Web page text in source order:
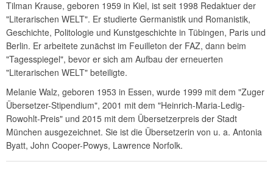
Tilman Krause, geboren 1959 in Kiel, ist seit 1998 Redaktuer der
"Literarischen WELT". Er studierte Germanistik und Romanistik,
Geschichte, Politologie und Kunstgeschichte in Tübingen, Paris und
Berlin. Er arbeitete zunächst im Feuilleton der FAZ, dann beim
"Tagesspiegel", bevor er sich am Aufbau der erneuerten
"Literarischen WELT" beteiligte.
Melanie Walz, geboren 1953 in Essen, wurde 1999 mit dem "Zuger
Übersetzer-Stipendium", 2001 mit dem "Heinrich-Maria-Ledig-
Rowohlt-Preis" und 2015 mit dem Übersetzerpreis der Stadt
München ausgezeichnet. Sie ist die Übersetzerin von u. a. Antonia
Byatt, John Cooper-Powys, Lawrence Norfolk.